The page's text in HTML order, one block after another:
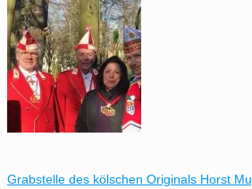
Grabstelle des kölschen Originals Horst